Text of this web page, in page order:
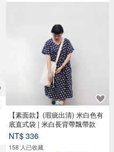
【素面款】(瑕疵出清) 米白色有
底直式袋 | 米白長背帶飄帶款
NT$ 336
158 人已收藏